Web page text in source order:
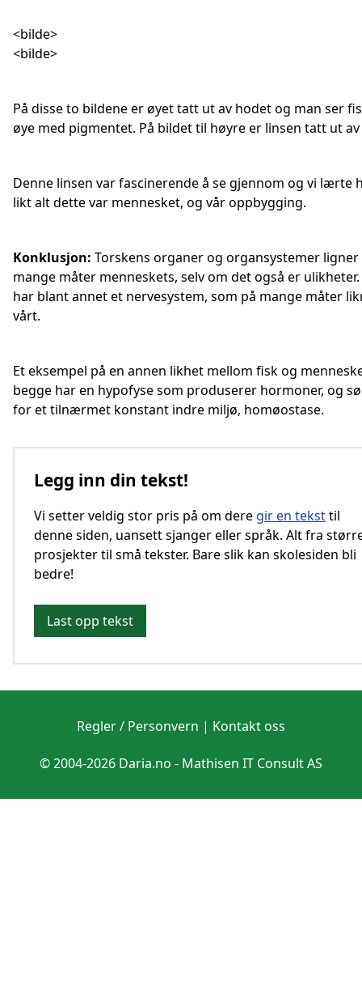
<bilde>
<bilde>
På disse to bildene er øyet tatt ut av hodet og man ser
øye med pigmentet. På bildet til høyre er linsen tatt ut
Denne linsen var fascinerende å se gjennom og vi lærte
likt alt dette var mennesket, og vår oppbygging.
Konklusjon: Torskens organer og organsystemer ligner
mange måter menneskets, selv om det også er ulikheter.
har blant annet et nervesystem, som på mange måter
vårt.
Et eksempel på en annen likhet mellom fisk og
begge har en hypofyse som produserer hormoner, og
for et tilnærmet konstant indre miljø, homøostase.
Legg inn din tekst!
Vi setter veldig stor pris på om dere gir en teksttil
denne siden, uansett sjanger eller språk. Alt fra
prosjekter til små tekster. Bare slik kan skolesiden bli
bedre!
Last opp tekst
Regler / Personvern | Kontakt oss
© 2004-2026 Daria.no - Mathisen IT Consult AS